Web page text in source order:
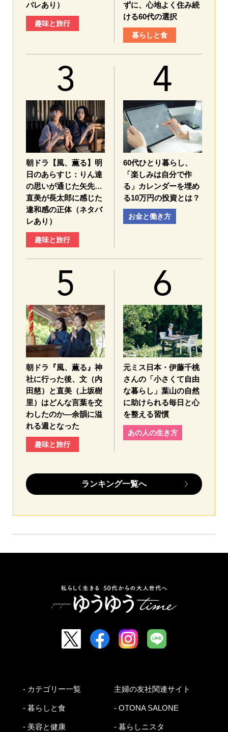
バレあり）
趣味と旅行
ずに、心地よく住み続
ける60代の選択
暮らしと食
朝ドラ【風、薫る】明
日のあらすじ：​りん達
の思いが通じた矢先…
直美が長太郎に感じた
違和感の正体（ネタバ
レあり）
趣味と旅行
60代ひとり暮らし、
「楽しみは自分で作
る」カレンダーを埋め
る10万円の投資とは？
お金と働き方
朝ドラ『風、薫る』神
社に行った後、文（内
田慈）と直美（上坂樹
里）はどんな言葉を交
わしたのか—余韻に溢
れる週となった
趣味と旅行
元ミス日本・伊藤千桃
さんの「小さくて自由
な暮らし」葉山の自然
に助けられる毎日と心
を整える習慣
あの人の生き方
ランキング一覧へ
- カテゴリー一覧
- 暮らしと食
- 美容と健康
主婦の友社関連サイト
- OTONA SALONE
- 暮らしニスタ